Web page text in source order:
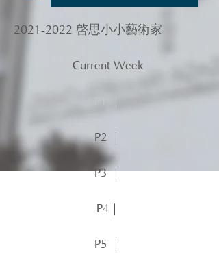
2021-2022 啓思小小藝術家
Current Week
P2 ｜
P3 ｜
P4｜
P5 ｜